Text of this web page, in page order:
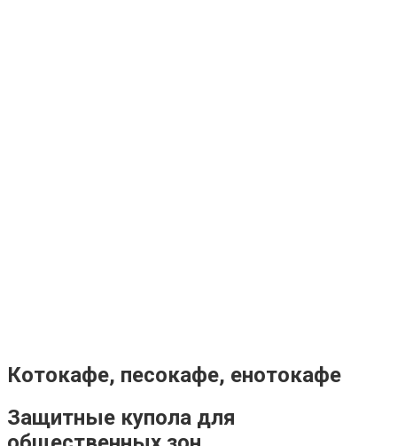
Котокафе, песокафе, енотокафе
Защитные купола для